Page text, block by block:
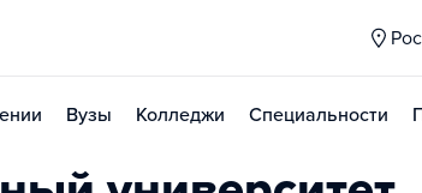
Вузы Колледжи Специальности